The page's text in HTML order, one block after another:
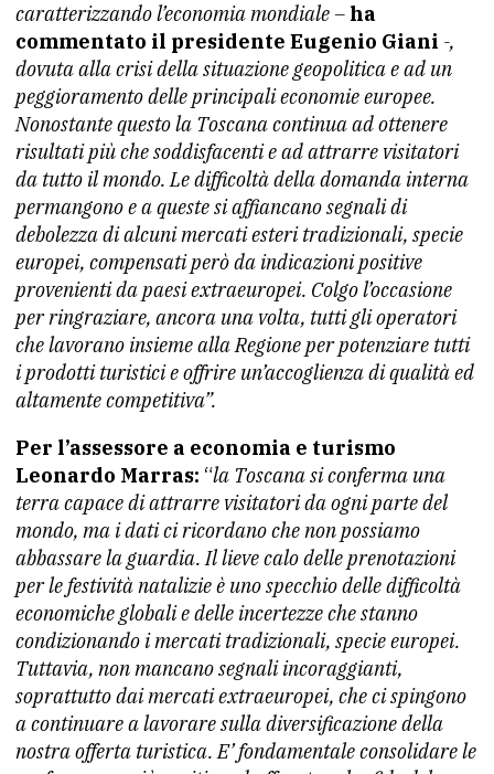
caratterizzando l’economia mondiale – ha
commentato il presidente Eugenio Giani -,
dovuta alla crisi della situazione geopolitica e ad un
peggioramento delle principali economie europee.
Nonostante questo la Toscana continua ad ottenere
risultati più che soddisfacenti e ad attrarre visitatori
da tutto il mondo. Le difficoltà della domanda interna
permangono e a queste si affiancano segnali di
debolezza di alcuni mercati esteri tradizionali, specie
europei, compensati però da indicazioni positive
provenienti da paesi extraeuropei. Colgo l’occasione
per ringraziare, ancora una volta, tutti gli operatori
che lavorano insieme alla Regione per potenziare tutti
i prodotti turistici e offrire un’accoglienza di qualità ed
altamente competitiva”.
Per l’assessore a economia e turismo
Leonardo Marras: “la Toscana si conferma una
terra capace di attrarre visitatori da ogni parte del
mondo, ma i dati ci ricordano che non possiamo
abbassare la guardia. Il lieve calo delle prenotazioni
per le festività natalizie è uno specchio delle difficoltà
economiche globali e delle incertezze che stanno
condizionando i mercati tradizionali, specie europei.
Tuttavia, non mancano segnali incoraggianti,
soprattutto dai mercati extraeuropei, che ci spingono
a continuare a lavorare sulla diversificazione della
nostra offerta turistica. E’ fondamentale consolidare le